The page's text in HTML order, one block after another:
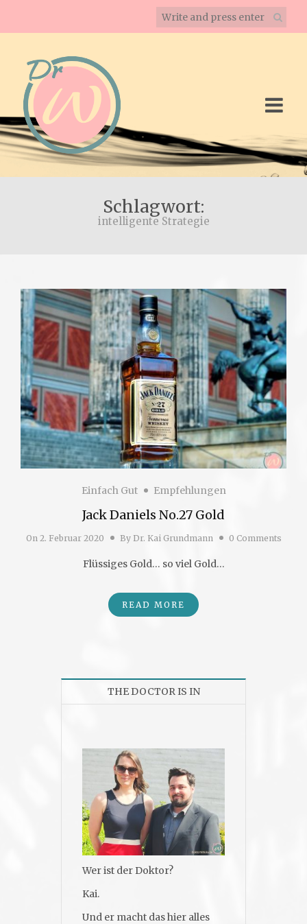
Schlagwort:
intelligente Strategie
Einfach Gut Empfehlungen
Jack Daniels No.27 Gold
On 2. Februar 2020 By Dr. Kai Grundmann 0 Comments
Flüssiges Gold… so viel Gold…
READ MORE
THE DOCTOR IS IN
Wer ist der Doktor?
Kai.
Und er macht das hier alles